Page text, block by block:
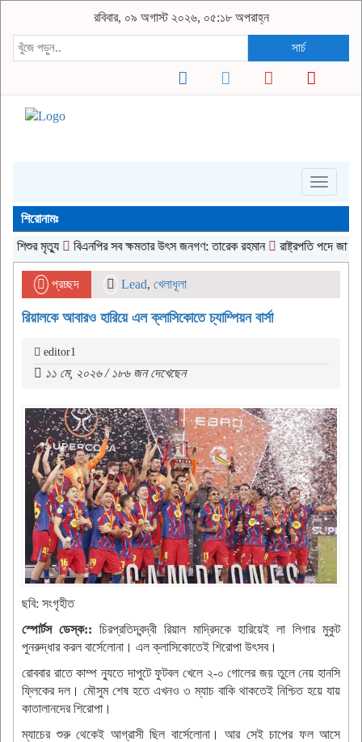
রবিবার, ০৯ অগাস্ট ২০২৬, ০৫:১৮ অপরাহ্ন
সার্চ
Toggle
শিরোনামঃ
মৃত্যু বিএনপির সব ক্ষমতার উৎস জনগণ: তারেক রহমান রাষ্ট্রপতি পদে জামায়াত
প্রচ্ছদ Lead, খেলাধূলা
রিয়ালকে আবারও হারিয়ে এল ক্লাসিকোতে চ্যাম্পিয়ন বার্সা
editor1
১১ মে, ২০২৬ / ১৮৬ জন দেখেছেন
ছবি: সংগৃহীত
স্পোর্টস ডেস্ক:: চিরপ্রতিদ্বন্দ্বী রিয়াল মাদ্রিদকে হারিয়েই লা লিগার মুকুট
পুনরুদ্ধার করল বার্সেলোনা। এল ক্লাসিকোতেই শিরোপা উৎসব।
রোববার রাতে কাম্প ন্যুতে দাপুটে ফুটবল খেলে ২-০ গোলের জয় তুলে নেয় হানসি
ফ্লিকের দল। মৌসুম শেষ হতে এখনও ৩ ম্যাচ বাকি থাকতেই নিশ্চিত হয়ে যায়
কাতালানদের শিরোপা।
ম্যাচের শুরু থেকেই আগ্রাসী ছিল বার্সেলোনা। আর সেই চাপের ফল আসে